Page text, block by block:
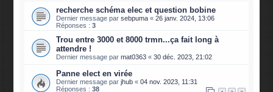
recherche schéma elec et question bobine
Dernier message parsebpuma «26 janv. 2024, 13:06
Réponses :3
Trou entre 3000 et 8000 trmn...ça fait long à
attendre !
Dernier message parmat0363 «30 déc. 2023, 21:02
Panne elect en virée
Dernier message parjhub «04 nov. 2023, 11:31
Réponses :38